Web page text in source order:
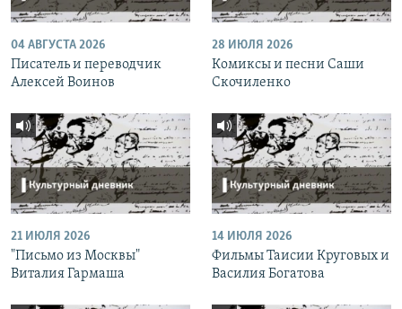
04 АВГУСТА 2026
Писатель и переводчик
Алексей Воинов
28 ИЮЛЯ 2026
Комиксы и песни Саши
Скочиленко
21 ИЮЛЯ 2026
"Письмо из Москвы"
Виталия Гармаша
14 ИЮЛЯ 2026
Фильмы Таисии Круговых и
Василия Богатова